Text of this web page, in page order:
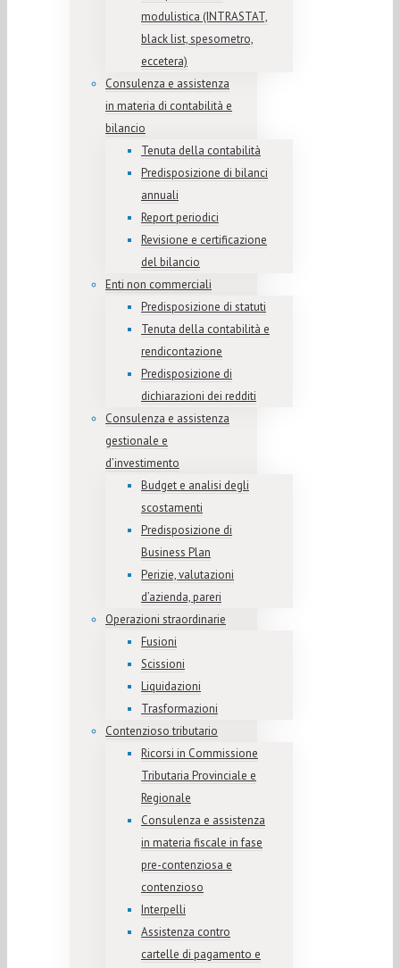
modulistica (INTRASTAT,
black list, spesometro,
eccetera)
Consulenza e assistenza
in materia di contabilità e
bilancio
Tenuta della contabilità
Predisposizione di bilanci
annuali
Report periodici
Revisione e certificazione
del bilancio
Enti non commerciali
Predisposizione di statuti
Tenuta della contabilità e
rendicontazione
Predisposizione di
dichiarazioni dei redditi
Consulenza e assistenza
gestionale e
d’investimento
Budget e analisi degli
scostamenti
Predisposizione di
Business Plan
Perizie, valutazioni
d’azienda, pareri
Operazioni straordinarie
Fusioni
Scissioni
Liquidazioni
Trasformazioni
Contenzioso tributario
Ricorsi in Commissione
Tributaria Provinciale e
Regionale
Consulenza e assistenza
in materia fiscale in fase
pre-contenziosa e
contenzioso
Interpelli
Assistenza contro
cartelle di pagamento e